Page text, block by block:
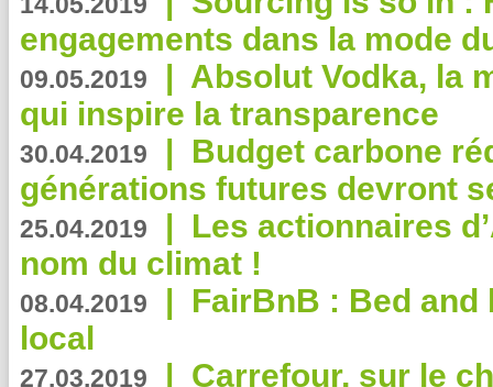
engagements dans la mode
09.05.2019 | Absolut Vodka, la
qui inspire la transparence
30.04.2019 | Budget carbone
générations futures devront
25.04.2019 | Les actionnaires
nom du climat !
08.04.2019 | FairBnB : Bed
local
27.03.2019 | Carrefour, sur le